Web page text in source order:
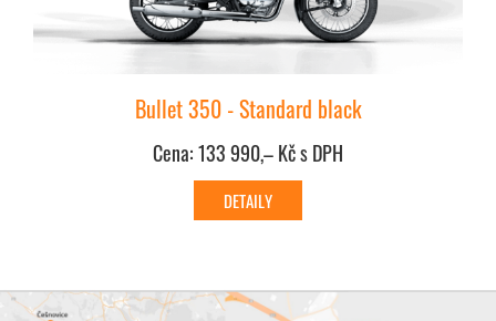
Bullet 350 - Standard black
Cena: 133 990,– Kč s DPH